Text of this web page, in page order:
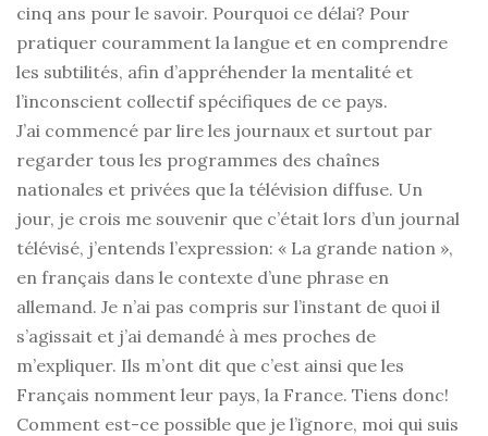
cinq ans pour le savoir. Pourquoi ce délai? Pour
pratiquer couramment la langue et en comprendre
les subtilités, afin d’appréhender la mentalité et
l’inconscient collectif spécifiques de ce pays.
J’ai commencé par lire les journaux et surtout par
regarder tous les programmes des chaînes
nationales et privées que la télévision diffuse. Un
jour, je crois me souvenir que c’était lors d’un journal
télévisé, j’entends l’expression: « La grande nation »,
en français dans le contexte d’une phrase en
allemand. Je n’ai pas compris sur l’instant de quoi il
s’agissait et j’ai demandé à mes proches de
m’expliquer. Ils m’ont dit que c’est ainsi que les
Français nomment leur pays, la France. Tiens donc!
Comment est-ce possible que je l’ignore, moi qui suis